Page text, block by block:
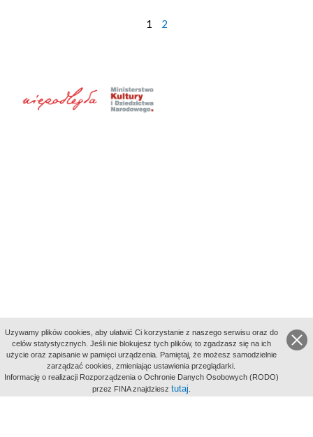
1 2
aktywności
Uzywamy plików cookies, aby ułatwić Ci korzystanie z naszego serwisu oraz do
celów statystycznych. Jeśli nie blokujesz tych plików, to zgadzasz się na ich
użycie oraz zapisanie w pamięci urządzenia. Pamiętaj, że możesz samodzielnie
zarządzać cookies, zmieniając ustawienia przeglądarki.
Informację o realizacji Rozporządzenia o Ochronie Danych Osobowych (RODO)
przez FINA znajdziesz tutaj